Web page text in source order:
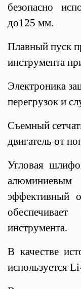
безопасно
до125 мм.
Плавный пуск
инструмента
Электроника
перегрузок и
Съемный
двигатель от
Угловая
алюминиевым
эффективный
инструмента.
В качестве
используется